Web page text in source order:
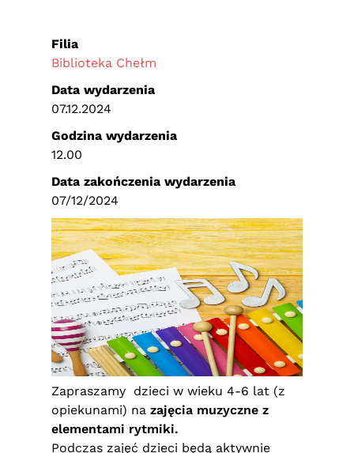
Zapraszamy dzieci w wieku 4-6 lat (z
opiekunami) na zajęcia muzyczne z
elementami rytmiki.
Podczas zajęć dzieci będą aktywnie
Filia
Biblioteka Chełm
Data wydarzenia
07.12.2024
Godzina wydarzenia
12.00
Data zakończenia wydarzenia
07/12/2024